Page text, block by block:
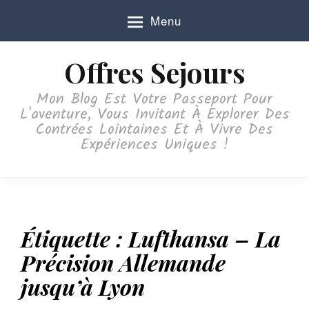
Menu
Offres Sejours
Mon Blog Est Votre Passeport Pour
L'aventure, Vous Invitant À Explorer Des
Contrées Lointaines Et À Vivre Des
Expériences Uniques !
Étiquette : Lufthansa – La
Précision Allemande
jusqu’à Lyon